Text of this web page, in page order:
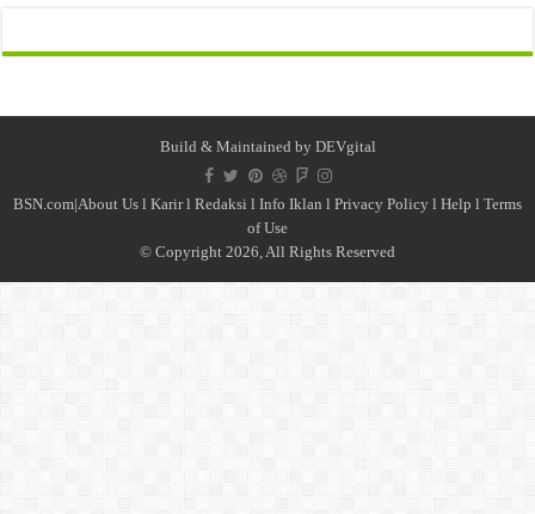
Build & Maintained by DEVgital
BSN.com|About Us l Karirl Redaksi l Info Iklan l Privacy Policy l Help l Terms
of Use
© Copyright 2026, All Rights Reserved